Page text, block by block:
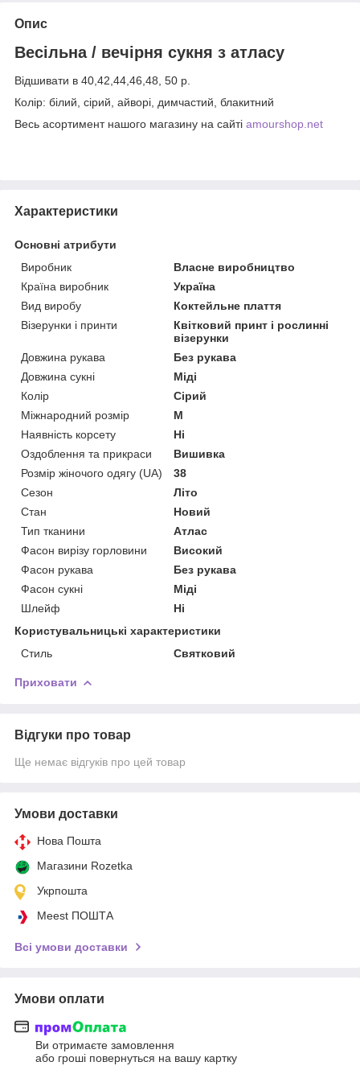
Опис
Весільна / вечірня сукня з атласу
Відшивати в 40,42,44,46,48, 50 р.
Колір: білий, сірий, айворі, димчастий, блакитний
Весь асортимент нашого магазину на сайті amourshop.net
Характеристики
Основні атрибути
Виробник
Власне виробництво
Країна виробник
Україна
Вид виробу
Коктейльне плаття
Візерунки і принти
Квітковий принт і рослинні
візерунки
Довжина рукава
Без рукава
Довжина сукні
Міді
Колір
Сірий
Міжнародний розмір
M
Наявність корсету
Ні
Оздоблення та прикраси
Вишивка
Розмір жіночого одягу (UA)
38
Сезон
Літо
Стан
Новий
Тип тканини
Атлас
Фасон вирізу горловини
Високий
Фасон рукава
Без рукава
Фасон сукні
Міді
Шлейф
Ні
Користувальницькі характеристики
Стиль
Святковий
Приховати
Відгуки про товар
Ще немає відгуків про цей товар
Умови доставки
Нова Пошта
Магазини Rozetka
Укрпошта
Meest ПОШТА
Всі умови доставки
Умови оплати
Ви отримаєте замовлення
або гроші повернуться на вашу картку